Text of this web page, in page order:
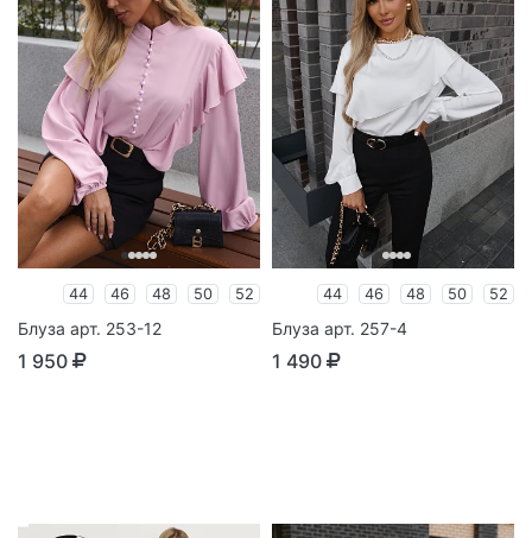
44 46 48 50 52
Блуза арт. 253-12
1 950
44 46 48 50 52
Блуза арт. 257-4
1 490